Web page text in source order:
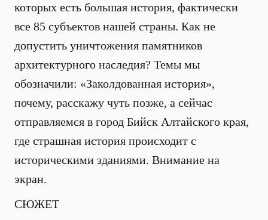
которых есть большая история, фактически
все 85 субъектов нашей страны. Как не
допустить уничтожения памятников
архитектурного наследия? Темы мы
обозначили: «Заколдованная история»,
почему, расскажу чуть позже, а сейчас
отправляемся в город Бийск Алтайского края,
где страшная история происходит с
историческими зданиями. Внимание на
экран.
СЮЖЕТ